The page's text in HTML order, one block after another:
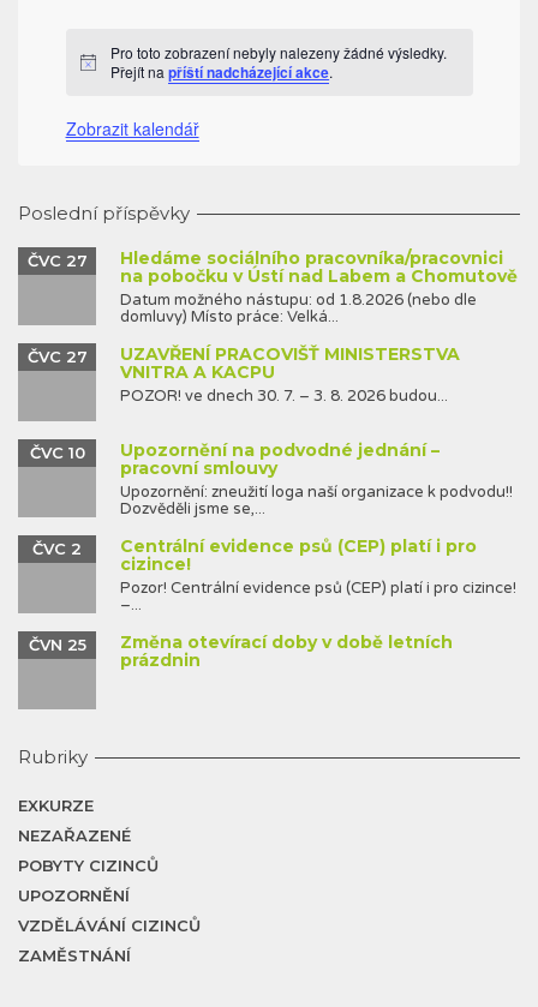
Notice
Pro toto zobrazení nebyly nalezeny žádné výsledky.
Přejít napříští nadcházející akce.
Zobrazit kalendář
Poslední příspěvky
Hledáme sociálního pracovníka/pracovnici
na pobočku v Ústí nad Labem a Chomutově
ČVC 27
Datum možného nástupu: od 1.8.2026 (nebo dle
domluvy) Místo práce: Velká...
UZAVŘENÍ PRACOVIŠŤ MINISTERSTVA
VNITRA A KACPU
ČVC 27
POZOR! ve dnech 30. 7. – 3. 8. 2026 budou...
Upozornění na podvodné jednání –
pracovní smlouvy
ČVC 10
Upozornění: zneužití loga naší organizace k podvodu!!
Dozvěděli jsme se,...
Centrální evidence psů (CEP) platí i pro
cizince!
ČVC 2
Pozor! Centrální evidence psů (CEP) platí i pro cizince!
–...
Změna otevírací doby v době letních
prázdnin
ČVN 25
Rubriky
EXKURZE
NEZAŘAZENÉ
POBYTY CIZINCŮ
UPOZORNĚNÍ
VZDĚLÁVÁNÍ CIZINCŮ
ZAMĚSTNÁNÍ